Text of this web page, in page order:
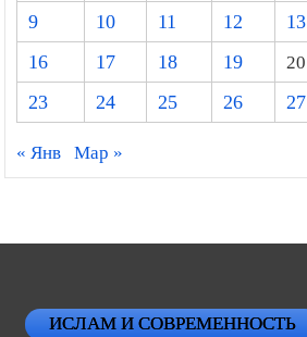
9
10 11 12 13
16
17 18 19 20
23
24 25 26 27
« Янв Мар »
ИСЛАМ И СОВРЕМЕННОСТЬ